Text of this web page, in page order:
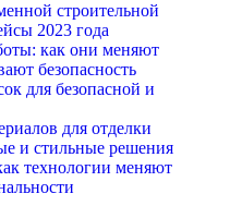
строительной
2023 года
как они меняют
безопасность
для безопасной и
для отделки
и стильные решения
технологии меняют